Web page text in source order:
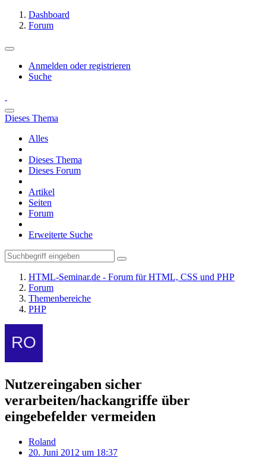
Dashboard
Forum
Anmelden oder registrieren
Suche
Dieses Thema
Alles
Dieses Thema
Dieses Forum
Artikel
Seiten
Forum
Erweiterte Suche
HTML-Seminar.de - Forum für HTML, CSS und PHP
Forum
Themenbereiche
PHP
Nutzereingaben sicher
verarbeiten/hackangriffe über
eingebefelder vermeiden
Roland
20. Juni 2012 um 18:37